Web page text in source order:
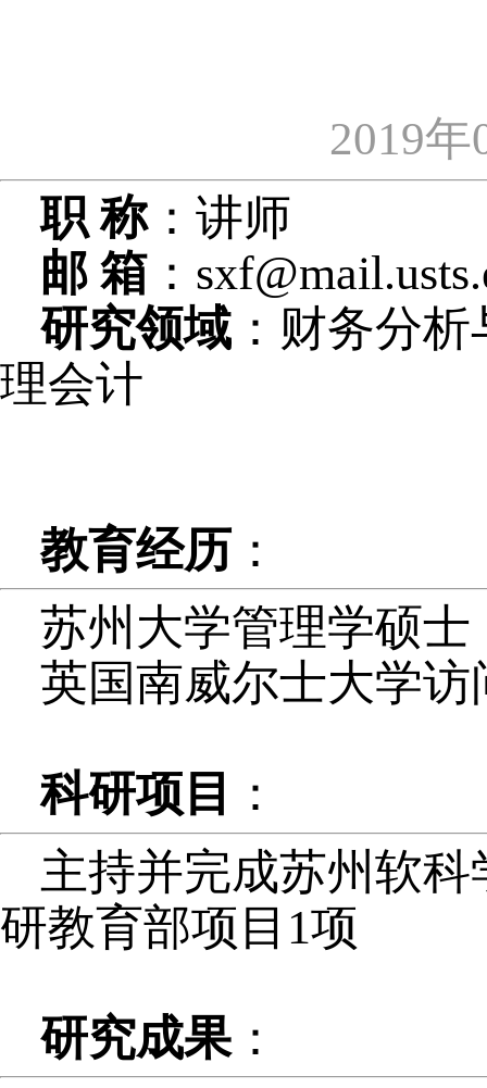
2019
职 称：讲师
邮 箱 ：
研究领域 ：财务分
理会计
教育经历 ：
苏州大学管理学硕士
英国南威尔士大学访
科研项目
：
主持并完成苏州软
研教育部项目1项
研究成果：